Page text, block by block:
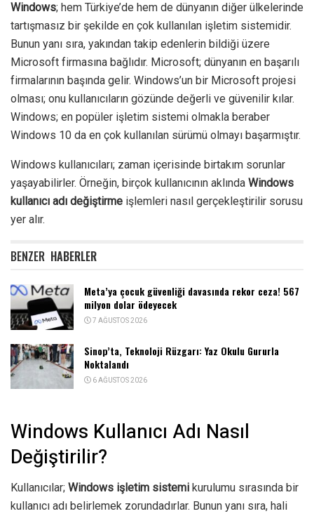
Windows; hem Türkiye’de hem de dünyanın diğer ülkelerinde
tartışmasız bir şekilde en çok kullanılan işletim sistemidir.
Bunun yanı sıra, yakından takip edenlerin bildiği üzere
Microsoft firmasına bağlıdır. Microsoft; dünyanın en başarılı
firmalarının başında gelir. Windows’un bir Microsoft projesi
olması; onu kullanıcıların gözünde değerli ve güvenilir kılar.
Windows; en popüler işletim sistemi olmakla beraber
Windows 10 da en çok kullanılan sürümü olmayı başarmıştır.
Windows kullanıcıları; zaman içerisinde birtakım sorunlar
yaşayabilirler. Örneğin, birçok kullanıcının aklında Windows
kullanıcı adı değiştirme işlemleri nasıl gerçekleştirilir sorusu
yer alır.
BENZER HABERLER
Meta’ya çocuk güvenliği davasında rekor ceza! 567
milyon dolar ödeyecek
7 AĞUSTOS 2026
Sinop’ta, Teknoloji Rüzgarı: Yaz Okulu Gururla
Noktalandı
6 AĞUSTOS 2026
Windows Kullanıcı Adı Nasıl
Değiştirilir?
Kullanıcılar; Windows işletim sistemi kurulumu sırasında bir
kullanıcı adı belirlemek zorundadırlar. Bunun yanı sıra, hali